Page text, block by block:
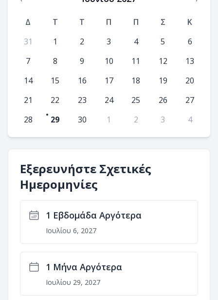
Δ T Τ Π Π Σ
Κ
31
1 2 3 4 5
6
7
8 9 10 11 12
13
14
15 16 17 18 19
20
21
22 23 24 25 26
27
28
29 30 1 2 3 4
Εξερευνήστε Σχετικές
Ημερομηνίες
1 Εβδομάδα Αργότερα
Ιουλίου 6, 2027
1 Μήνα Αργότερα
Ιουλίου 29, 2027